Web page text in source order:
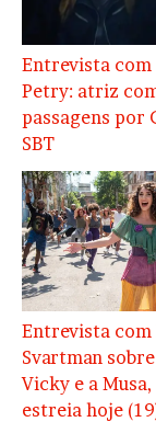
Entrevista com
Petry: atriz
passagens por
SBT
Entrevista com
Svartman
Vicky e a Musa,
estreia hoje